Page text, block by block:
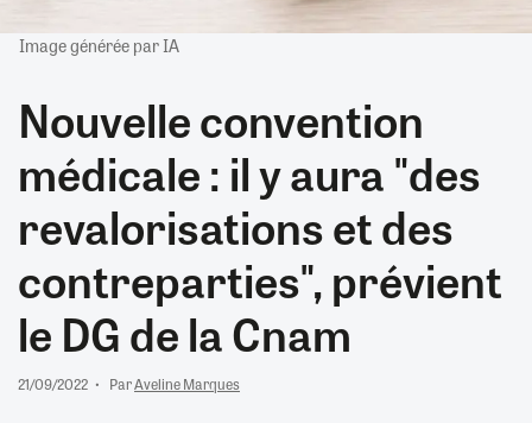
Image générée par IA
Nouvelle convention
médicale : il y aura "des
revalorisations et des
contreparties", prévient
le DG de la Cnam
21/09/2022 ParAveline Marques